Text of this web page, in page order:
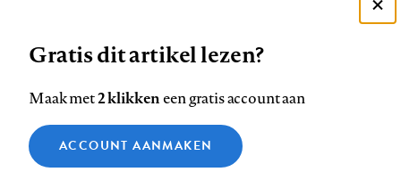
ons
op
Facebook
ons
op
LinkedIn
ons
op
Bluesky
ons
op
Instagram
ons
op
YouTube
ons
Footer
Contact Colofon Disclaimer Privacy
Medische vragen verdienen
Gratis dit artikel lezen?
Maak met2 klikkeneen gratis account aan
ACCOUNT AANMAKEN
Zie onze cookie policy
Analytische cookies